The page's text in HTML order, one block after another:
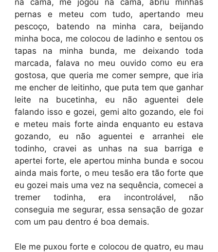
na cama, me jogou na cama, abriu minhas
pernas e meteu com tudo, apertando meu
pescoço, batendo na minha cara, beijando
minha boca, me colocou de ladinho e sentou os
tapas na minha bunda, me deixando toda
marcada, falava no meu ouvido como eu era
gostosa, que queria me comer sempre, que iria
me encher de leitinho, que puta tem que ganhar
leite na bucetinha, eu não aguentei dele
falando isso e gozei, gemi alto gozando, ele foi
e meteu mais forte ainda enquanto eu estava
gozando, eu não aguentei e arranhei ele
todinho, cravei as unhas na sua barriga e
apertei forte, ele apertou minha bunda e socou
ainda mais forte, o meu tesão era tão forte que
eu gozei mais uma vez na sequência, comecei a
tremer todinha, era incontrolável, não
conseguia me segurar, essa sensação de gozar
com um pau dentro é boa demais.
Ele me puxou forte e colocou de quatro, eu mau